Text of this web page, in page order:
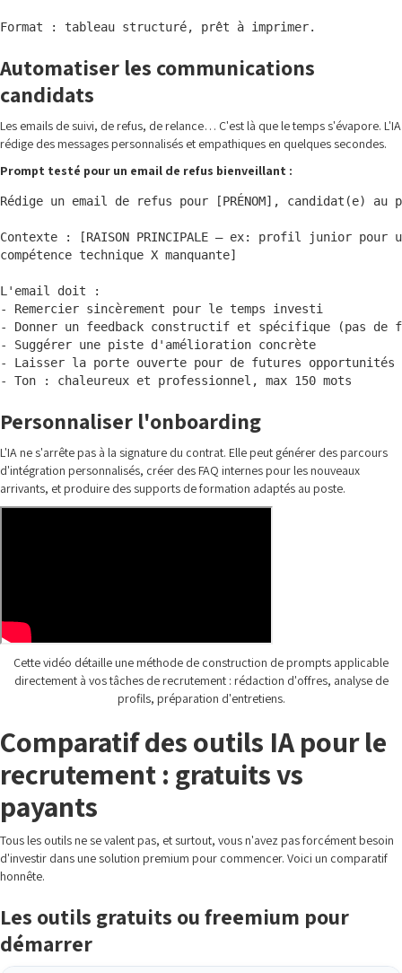
Automatiser les communications
candidats
Les emails de suivi, de refus, de relance… C'est là que le temps s'évapore. L'IA
rédige des messages personnalisés et empathiques en quelques secondes.
Prompt testé pour un email de refus bienveillant :
Rédige un email de refus pour [PRÉNOM], candidat(e) au
Contexte : [RAISON PRINCIPALE — ex: profil junior
compétence technique X manquante]
L'email doit :
- Remercier sincèrement pour le temps investi
- Donner un feedback constructif et spécifique (pas de
- Suggérer une piste d'amélioration concrète
- Laisser la porte ouverte pour de futures opportunités
Personnaliser l'onboarding
L'IA ne s'arrête pas à la signature du contrat. Elle peut générer des parcours
d'intégration personnalisés, créer des FAQ internes pour les nouveaux
arrivants, et produire des supports de formation adaptés au poste.
Cette vidéo détaille une méthode de construction de prompts applicable
directement à vos tâches de recrutement : rédaction d'offres, analyse de
profils, préparation d'entretiens.
Comparatif des outils IA pour le
recrutement : gratuits vs
payants
Tous les outils ne se valent pas, et surtout, vous n'avez pas forcément besoin
d'investir dans une solution premium pour commencer. Voici un comparatif
honnête.
Les outils gratuits ou freemium pour
démarrer